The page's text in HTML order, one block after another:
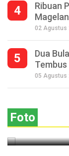
4
Ribuan
02 Agustus
5
Dua
05 Agustus
Foto
Lima